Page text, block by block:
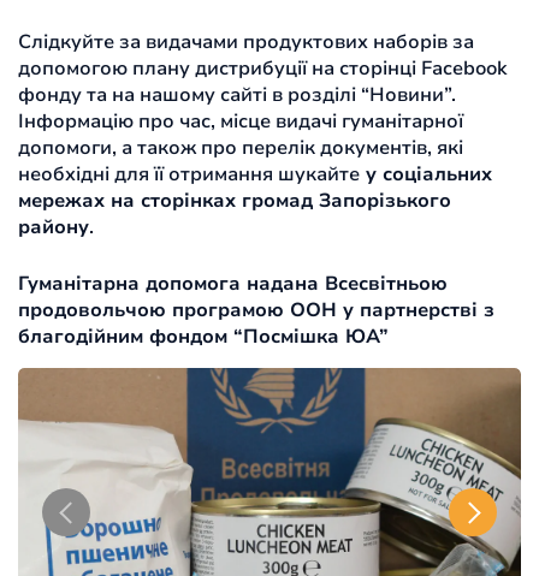
Слідкуйте за видачами продуктових наборів за
допомогою плану дистрибуції на сторінці Facebook
фонду та на нашому сайті в розділі “Новини”.
Інформацію про час, місце видачі гуманітарної
допомоги, а також про перелік документів, які
необхідні для її отримання шукайте у соціальних
мережах на сторінках громад Запорізького
району.
Гуманітарна допомога надана Всесвітньою
продовольчою програмою ООН у партнерстві з
благодійним фондом “Посмішка ЮА”